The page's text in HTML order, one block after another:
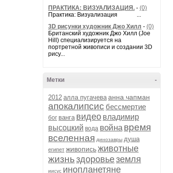
ПРАКТИКА: ВИЗУАЛИЗАЦИЯ. - (0)
Практика: Визуализация ...
3D рисунки художник Джо Хилл - (0)
Британский художник Джо Хилл (Joe
Hill) специализируется на
портретной живописи и создании 3D
рису...
-
Метки
2012 алла пугачева анна чапман
апокалипсис бессмертие
бог ванга видео владимир
высоцкий вода война время
вселенная динозавры душа
египет живописьживотные
жизнь здоровьеземля
иисус инопланетяне